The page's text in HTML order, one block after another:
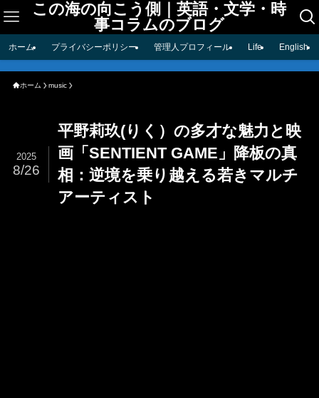
この海の向こう側｜英語・文学・時
事コラムのブログ
ホーム プライバシーポリシー 管理人プロフィール Life English
ホーム music
平野莉玖(りく）の多才な魅力と映
画「SENTIENT GAME」降板の真
相：逆境を乗り越える若きマルチ
アーティスト
2025
8/26